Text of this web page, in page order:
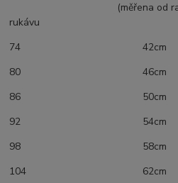
(měřena od
rukávu
74
80
86
92
98
104